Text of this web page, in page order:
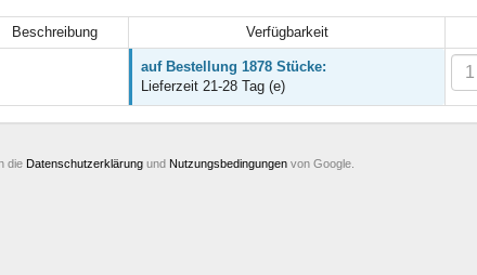
Beschreibung Verfügbarkeit
auf Bestellung 1878 Stücke:
Lieferzeit 21-28 Tag (e)
die Datenschutzerklärung und Nutzungsbedingungen von Google.